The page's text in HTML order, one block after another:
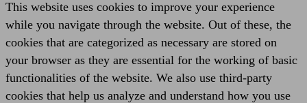
This website uses cookies to improve your experience
while you navigate through the website. Out of these, the
cookies that are categorized as necessary are stored on
your browser as they are essential for the working of basic
functionalities of the website. We also use third-party
cookies that help us analyze and understand how you use